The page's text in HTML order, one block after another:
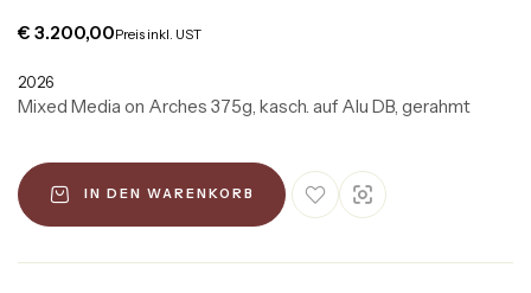
€ 3.200,00Preis inkl. UST
2026
Mixed Media on Arches 375g, kasch. auf Alu DB, gerahmt
IN DEN WARENKORB